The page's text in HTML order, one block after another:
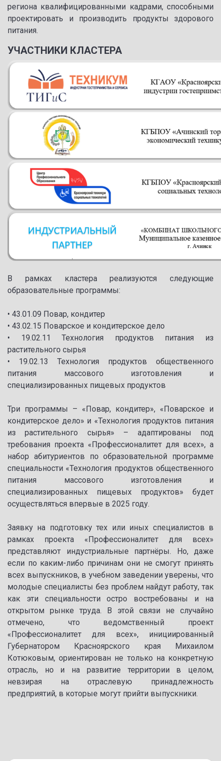
региона квалифицированными кадрами, способными
проектировать и производить продукты здорового
питания.
УЧАСТНИКИ КЛАСТЕРА
В рамках кластера реализуются следующие
образовательные программы:
• 43.01.09 Повар, кондитер
• 43.02.15 Поварское и кондитерское дело
• 19.02.11 Технология продуктов питания из
растительного сырья
• 19.02.13 Технология продуктов общественного
питания массового изготовления и
специализированных пищевых продуктов
Три программы – «Повар, кондитер», «Поварское и
кондитерское дело» и «Технология продуктов питания
из растительного сырья» – адаптированы под
требования проекта «Профессионалитет для всех», а
набор абитуриентов по образовательной программе
специальности «Технология продуктов общественного
питания массового изготовления и
специализированных пищевых продуктов» будет
осуществляться впервые в 2025 году.
Заявку на подготовку тех или иных специалистов в
рамках проекта «Профессионалитет для всех»
представляют индустриальные партнёры. Но, даже
если по каким-либо причинам они не смогут принять
всех выпускников, в учебном заведении уверены, что
молодые специалисты без проблем найдут работу, так
как эти специальности остро востребованы и на
открытом рынке труда. В этой связи не случайно
отмечено, что ведомственный проект
«Профессионалитет для всех», инициированный
Губернатором Красноярского края Михаилом
Котюковым, ориентирован не только на конкретную
отрасль, но и на развитие территории в целом,
невзирая на отраслевую принадлежность
предприятий, в которые могут прийти выпускники.